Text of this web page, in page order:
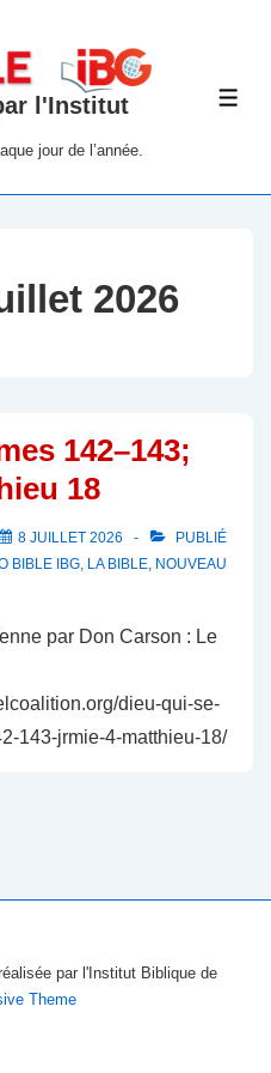
l'Institut
jour de l’année.
2026
142–143;
18
8 JUILLET 2026
PUBLIÉ
BIBLE IBG, LA BIBLE, NOUVEAU
par Don Carson : Le
dieu-qui-se-
143-jrmie-4-matthieu-18/
par l'Institut Biblique de
Theme